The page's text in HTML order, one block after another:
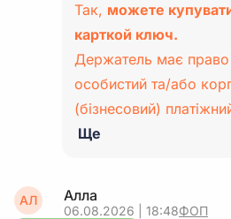
Так, можете
карткой ключ.
Держатель має право
особистий та/або
(бізнесовий)
Ще
АЛ Алла
06.08.2026 | 18:48ФОП